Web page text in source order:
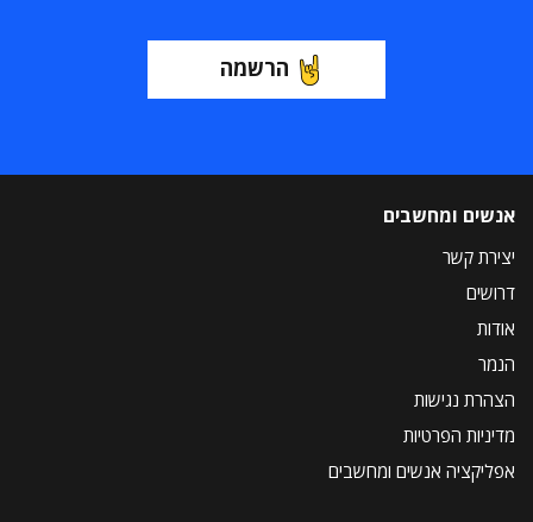
הרשמה
אנשים ומחשבים
יצירת קשר
דרושים
אודות
הנמר
הצהרת נגישות
מדיניות הפרטיות
אפליקציה אנשים ומחשבים